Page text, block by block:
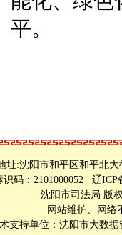
平。
址:沈阳市和平区和平北大
识码：2101000052 辽ICP
沈阳市司法局 版
网站维护、网络
支持单位：沈阳市大数